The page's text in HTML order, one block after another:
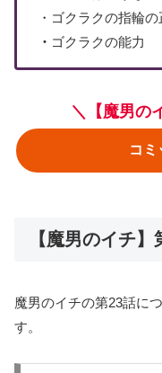
・ゴクラクの指輪の
・ ゴクラクの能力
＼【魔男の
コミ
【魔男のイチ
魔男のイチの第23話に
す。